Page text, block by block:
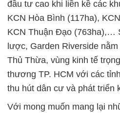
đầu tư cao khi liền kề các
KCN Hòa Bình (117ha),
KCN Thuận Đạo (763ha),…
lược, Garden Riverside
Thủ Thừa, vùng kinh tế
thương TP. HCM với các
thu hút dân cư và phát triển
Với mong muốn mang lại